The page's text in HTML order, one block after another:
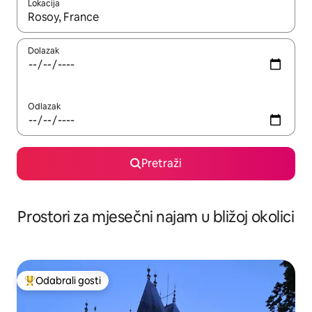
Lokacija
Kada budu dostupni rezultati, moći ćete ih pregledati
Dolazak
Odlazak
Pretraži
Prostori za mjesečni najam u bližoj okolici
Među najviše rangiranima s oznakom „Odabrali gosti”
Odabrali gosti